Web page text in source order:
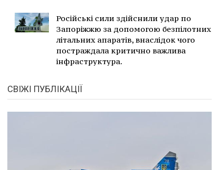
Російські сили здійснили удар по
Запоріжжю за допомогою безпілотних
літальних апаратів, внаслідок чого
постраждала критично важлива
інфраструктура.
СВІЖІ ПУБЛІКАЦІЇ